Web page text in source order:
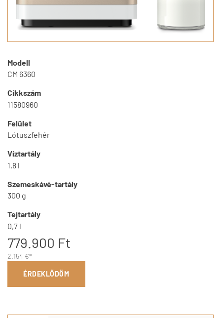
Modell
CM 6360
Cikkszám
11580960
Felület
Lótuszfehér
Víztartály
1,8 l
Szemeskávé-tartály
300 g
Tejtartály
0,7 l
779.900 Ft
2.154 €*
ÉRDEKLŐDÖM